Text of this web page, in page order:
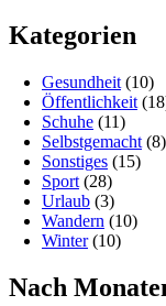
Kategorien
Gesundheit (10)
Öffentlichkeit
Schuhe (11)
Selbstgemacht (8)
Sonstiges (15)
Sport (28)
Urlaub (3)
Wandern (10)
Winter(10)
Nach